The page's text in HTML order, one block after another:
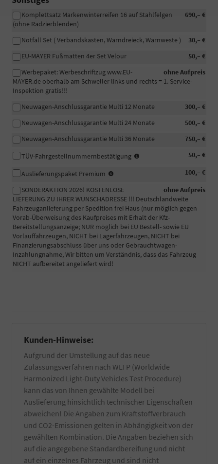
690,– €
Komplettsatz Markenwinterreifen 16 auf Stahlfelgen
(ohne Radzierblenden)
30,– €
Notfall Set ( Verbandskasten, Warndreieck, Warnweste )
50,– €
EU-MAYER Fußmatten 4er Set Velour
ohne Aufpreis
Werbepaket: Werbeschriftzug www.EU-
MAYER.de oberhalb am Schweller links und rechts = 1. Service-
Inspektion gratis!!!
300,– €
Neuwagen-Anschlussgarantie Multi 12 Monate
500,– €
Neuwagen-Anschlussgarantie Multi 24 Monate
750,– €
Neuwagen-Anschlussgarantie Multi 36 Monate
50,– €
TÜV-Fahrgestellnummernbestätigung
beglaubigte
Bestätigung
der
Fahrgestellnummer
Ihres
PKW
für
am
besten
bei
Ihrer
örtlichen
Zulassungsbehörde.
Die
Bestätigung
wird
durch
einen
TÜV-
100,– €
Auslieferungspaket Premium
Premium:
Das
Fahrzeug
wird
professionell
in
unserem
eigenen
und
Kleberückstände
entfernt.
einer
Innenreinigung
und
Entfernung
von
z.T.
schwer
entfernbaren
ohne Aufpreis
SONDERAKTION 2026! KOSTENLOSE
LIEFERUNG ZU IHRER WUNSCHADRESSE !!! Deutschlandweite
Fahrzeuganlieferung per Spedition frei Haus (nur möglich gegen
Vorab-Überweisung des Kaufpreises mit Erhalt der Kfz-
Bereitstellungsanzeige; NUR möglich bei EU Bestell- sowie EU
Vorlauffahrzeugen, NICHT bei Lagerfahrzeugen, NICHT bei
Finanzierungsabschluss über uns oder Gebrauchtwagen-
Inzahlungnahme, Wir bitten um Verständnis, dass das Fahrzeug
NICHT aufbereitet angeliefert wird!
Kunden-Hinweise:
Aufgrund der Umstellung auf das neue
Zulassungsverfahren nach WLTP (Worldwide
Harmonized Light-Duty Vehicles Test Procedure)
kann das von Ihnen gewählte Modell bei
Auslieferung hinsichtlich technischer Eigenschaften
abweichen! Die Angaben zum Kraftstoffverbrauch
und CO2-Emissionen gelten in Abhängigkeit von der
gewählten Kombination. Die Angaben beziehen sich
auf die angegebene Standardbereifung und nicht
auf ein einzelnes Fahrzeug und sind nicht